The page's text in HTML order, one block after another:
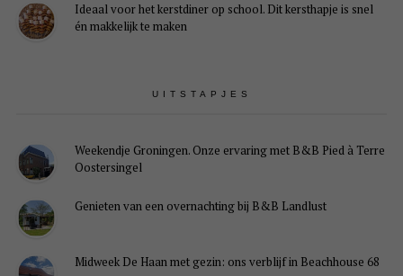
Ideaal voor het kerstdiner op school. Dit kersthapje is snel
én makkelijk te maken
UITSTAPJES
Weekendje Groningen. Onze ervaring met B&B Pied à Terre
Oostersingel
Genieten van een overnachting bij B&B Landlust
Midweek De Haan met gezin: ons verblijf in Beachhouse 68